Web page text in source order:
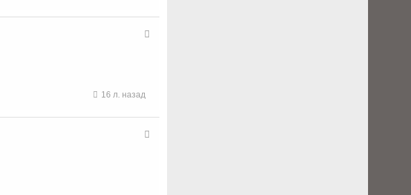
16 л. назад